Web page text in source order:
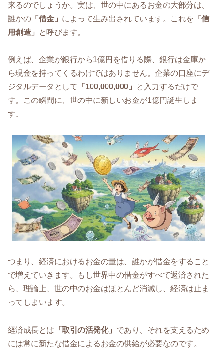
来るのでしょうか。実は、世の中にあるお金の大部分は、
誰かの 「借金」 によって生み出されています。これを
「信
用創造」
と呼びます。
例えば、企業が銀行から1億円を借りる際、銀行は金庫か
ら現金を持ってくるわけではありません。企業の口座にデ
ジタルデータとして
「100,000,000」
と入力するだけで
す。この瞬間に、世の中に新しいお金が1億円誕生しま
す。
つまり、経済におけるお金の量は、誰かが借金をすること
で増えていきます。もし世界中の借金がすべて返済された
ら、理論上、世の中のお金はほとんど消滅し、経済は止ま
ってしまいます。
経済成長とは 「取引の活発化」 であり、それを支えるため
には常に新たな借金によるお金の供給が必要なのです。